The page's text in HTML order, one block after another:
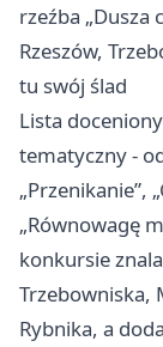
rzeźba „Dusza
Rzeszów,
tu swój ślad
Lista
tematyczny -
„Przenikanie”,
„Równowagę
konkursie
Trzebowniska,
Rybnika, a